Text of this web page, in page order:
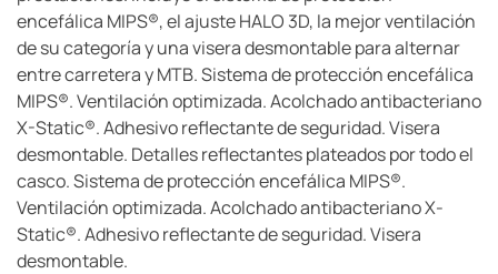
encefálica MIPS®, el ajuste HALO 3D, la mejor ventilación
de su categoría y una visera desmontable para alternar
entre carretera y MTB. Sistema de protección encefálica
MIPS®. Ventilación optimizada. Acolchado antibacteriano
X-Static®. Adhesivo reflectante de seguridad. Visera
desmontable. Detalles reflectantes plateados por todo el
casco. Sistema de protección encefálica MIPS®.
Ventilación optimizada. Acolchado antibacteriano X-
Static®. Adhesivo reflectante de seguridad. Visera
desmontable.